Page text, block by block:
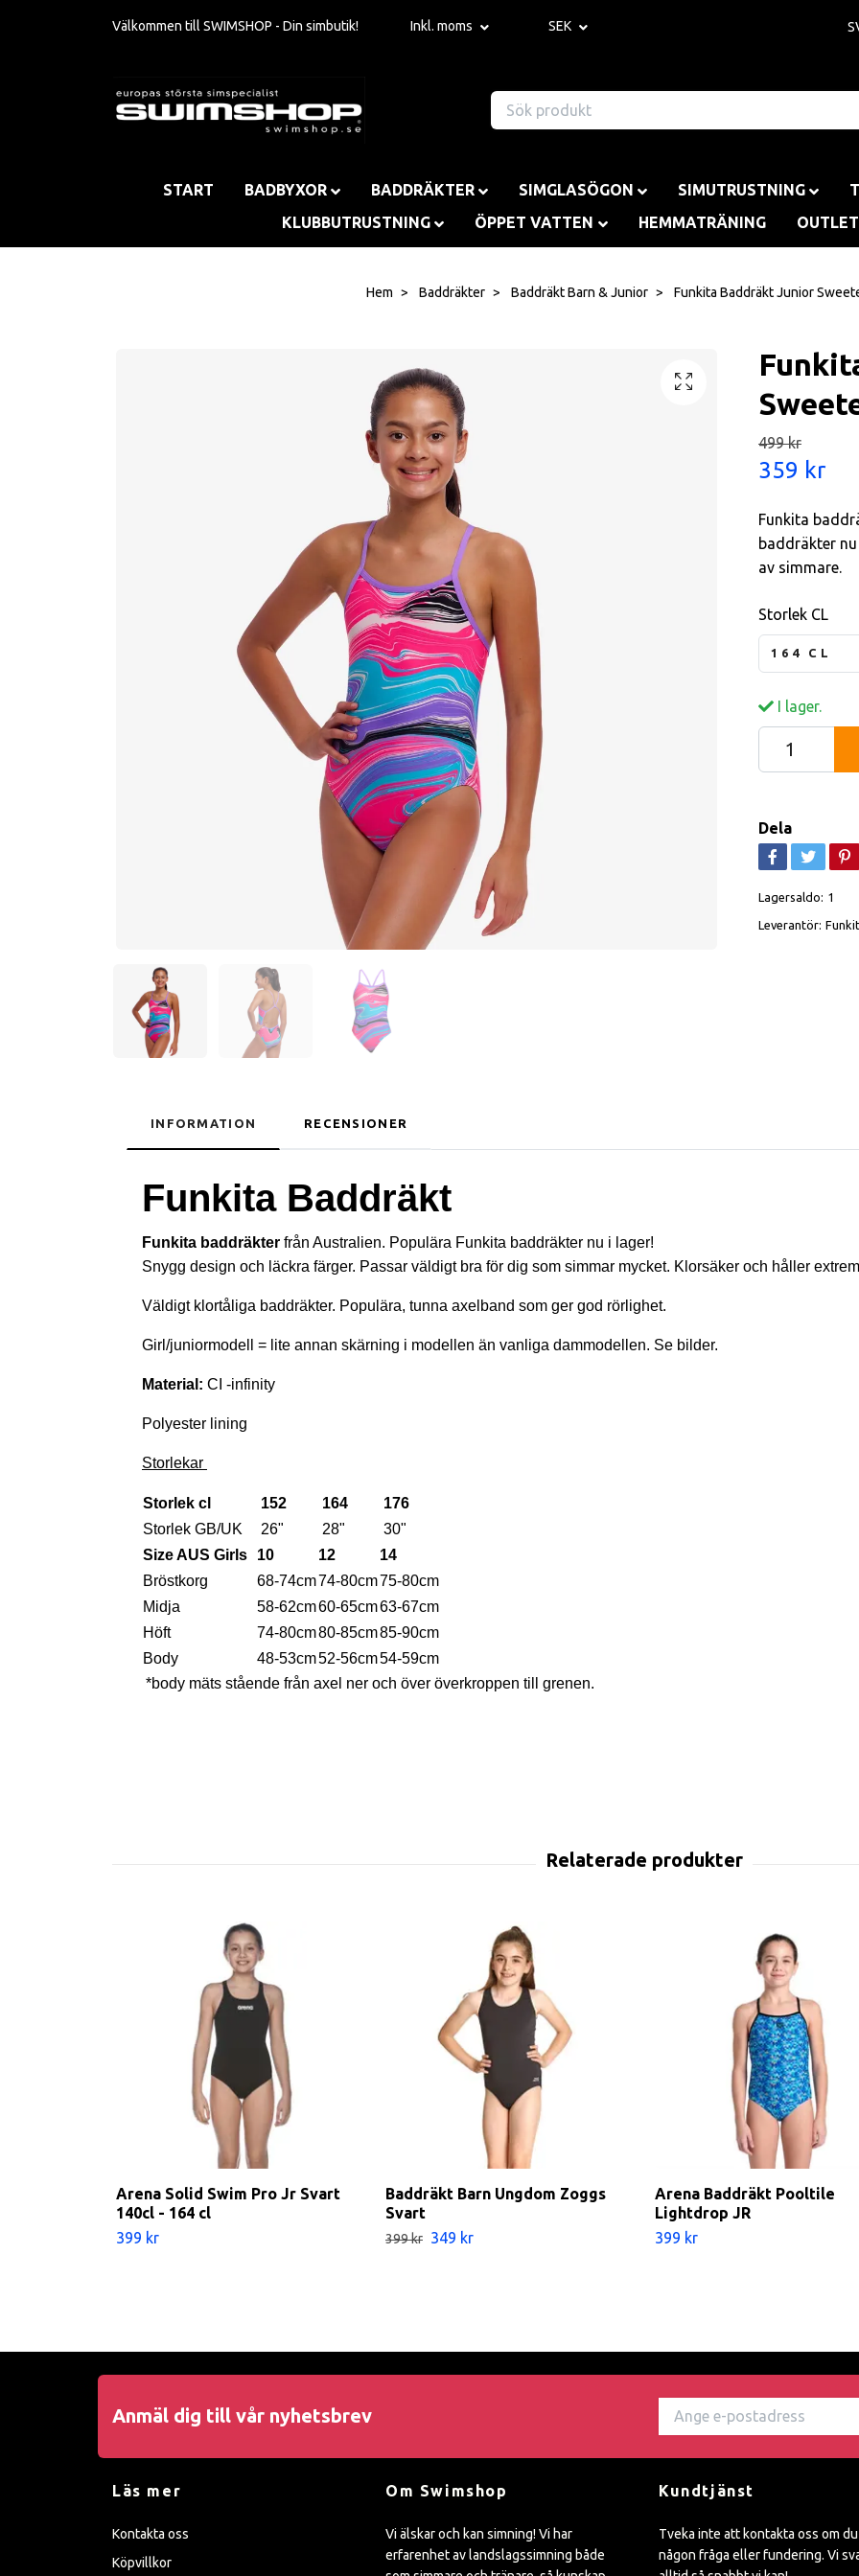
Välkommen till SWIMSHOP - Din simbutik! Inkl. moms SEK
START BADBYXOR BADDRÄKTER SIMGLASÖGON SIMUTRUSTNING
KLUBBUTRUSTNING
ÖPPET VATTEN HEMMATRÄNING OUTLET
Hem Baddräkter Baddräkt Barn & Junior Funkita Baddräkt Junior
499 kr
359 kr
Funkita
baddräkter
av simmare.
Storlek CL
164 CL
I lager.
Dela
Lagersaldo: 1
Leverantör:
INFORMATION RECENSIONER
Funkita Baddräkt
Funkita baddräkter från Australien. Populära Funkita baddräkter nu i lager!
Snygg design och läckra färger. Passar väldigt bra för dig som simmar mycket. Klorsäker och håller
Väldigt klortåliga baddräkter. Populära, tunna axelband som ger god rörlighet.
Girl/juniormodell = lite annan skärning i modellen än vanliga dammodellen. Se bilder.
Material: CI -infinity
Polyester lining
Storlekar
Storlek cl 152 164
176
Storlek GB/UK
26" 28"
30"
Size AUS Girls
10 12
14
Bröstkorg
68-74cm74-80cm75-80cm
Midja
58-62cm60-65cm63-67cm
Höft
74-80cm80-85cm85-90cm
Body
48-53cm52-56cm54-59cm
*body mäts stående från axel ner och över överkroppen till grenen.
Arena Solid Swim Pro Jr Svart
140cl - 164 cl
399 kr
Baddräkt Barn Ungdom Zoggs
Svart
399 kr 349 kr
Arena Baddräkt Pooltile
Lightdrop JR
399 kr
Anmäl dig till vår nyhetsbrev
Läs mer
Kontakta oss
Köpvillkor
Om Swimshop
Vi älskar och kan simning! Vi har
erfarenhet av landslagssimning både
Kundtjänst
Tveka inte att kontakta oss om
någon fråga eller fundering. Vi